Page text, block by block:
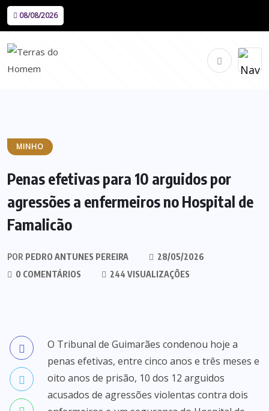
08/08/2026
MINHO
Penas efetivas para 10 arguidos por
agressões a enfermeiros no Hospital de
Famalicão
POR PEDRO ANTUNES PEREIRA
28/05/2026
0 COMENTÁRIOS
244 VISUALIZAÇÕES
O Tribunal de Guimarães condenou hoje a
penas efetivas, entre cinco anos e três meses e
oito anos de prisão, 10 dos 12 arguidos
acusados de agressões violentas contra dois